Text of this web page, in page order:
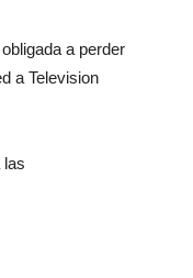
a perder
a Television
las